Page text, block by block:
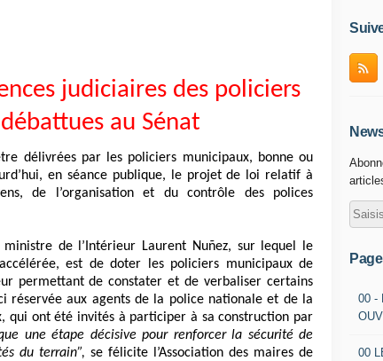
judiciaires des policiers
au Sénat
délivrées par les policiers municipaux, bonne ou
en séance publique, le projet de loi relatif à
de l’organisation et du contrôle des polices
de l’Intérieur Laurent Nuñez, sur lequel le
est de doter les policiers municipaux de
permettant de constater et de verbaliser certains
réservée aux agents de la police nationale et de la
qui ont été invités à participer à sa construction par
une étape décisive pour renforcer la sécurité de
du terrain”, se félicite l’Association des maires de
00 -
00